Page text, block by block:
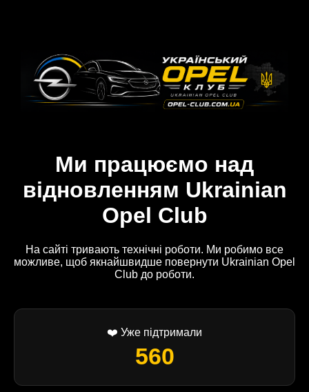
Ми працюємо над
відновленням Ukrainian
Opel Club
На сайті тривають технічні роботи. Ми робимо все
можливе, щоб якнайшвидше повернути Ukrainian Opel
Club до роботи.
❤️ Уже підтримали
560